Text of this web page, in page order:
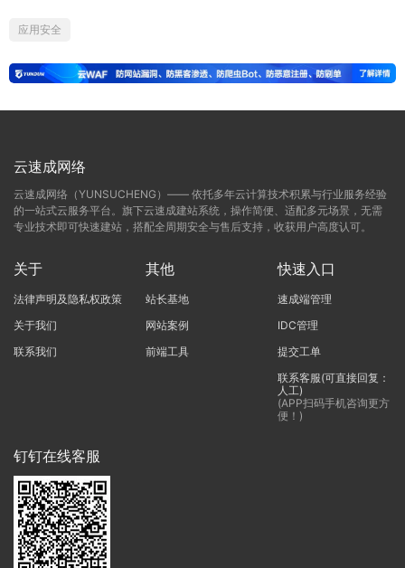
应用安全
云速成网络
云速成网络（YUNSUCHENG）—— 依托多年云计算技术积累与行业服务经验
的一站式云服务平台。旗下云速成建站系统，操作简便、适配多元场景，无需
专业技术即可快速建站，搭配全周期安全与售后支持，收获用户高度认可。
关于
法律声明及隐私权政策
关于我们
联系我们
其他
站长基地
网站案例
前端工具
快速入口
速成端管理
IDC管理
提交工单
联系客服(可直接回复：
人工)
(APP扫码手机咨询更方
便！)
钉钉在线客服